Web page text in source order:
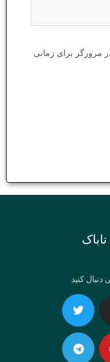
مرورگر برای زمانی
کنید
Twitter
Telegram